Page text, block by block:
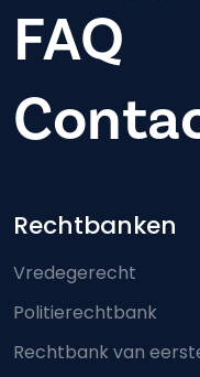
FAQ
Footer-
Rechtbanken
Vredegerecht
Politierechtbank
Rechtbank van